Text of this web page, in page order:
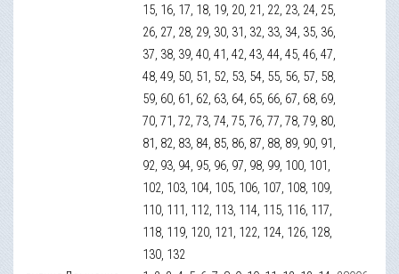
15, 16, 17, 18, 19, 20, 21, 22, 23, 24, 25,
26, 27, 28, 29, 30, 31, 32, 33, 34, 35, 36,
37, 38, 39, 40, 41, 42, 43, 44, 45, 46, 47,
48, 49, 50, 51, 52, 53, 54, 55, 56, 57, 58,
59, 60, 61, 62, 63, 64, 65, 66, 67, 68, 69,
70, 71, 72, 73, 74, 75, 76, 77, 78, 79, 80,
81, 82, 83, 84, 85, 86, 87, 88, 89, 90, 91,
92, 93, 94, 95, 96, 97, 98, 99, 100, 101,
102, 103, 104, 105, 106, 107, 108, 109,
110, 111, 112, 113, 114, 115, 116, 117,
118, 119, 120, 121, 122, 124, 126, 128,
130, 132